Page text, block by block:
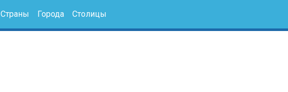
Страны Города Столицы